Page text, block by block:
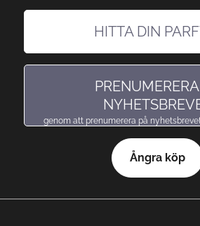
HITTA DIN
genom att prenumerera på
Ångra köp